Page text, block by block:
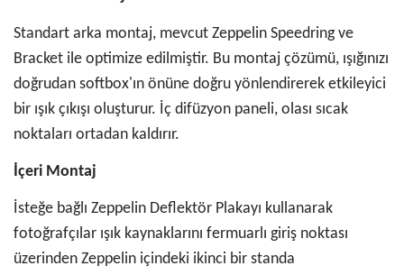
Standart arka montaj, mevcut Zeppelin Speedring ve
Bracket ile optimize edilmiştir. Bu montaj çözümü, ışığınızı
doğrudan softbox'ın önüne doğru yönlendirerek etkileyici
bir ışık çıkışı oluşturur. İç difüzyon paneli, olası sıcak
noktaları ortadan kaldırır.
İçeri Montaj
İsteğe bağlı Zeppelin Deflektör Plakayı kullanarak
fotoğrafçılar ışık kaynaklarını fermuarlı giriş noktası
üzerinden Zeppelin içindeki ikinci bir standa